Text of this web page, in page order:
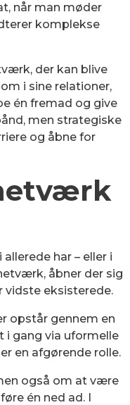
når man møder
komplekse
der kan blive
i sine relationer,
én fremad og give
men strategiske
og åbne for
har – eller i
åbner der sig
vidste eksisterede.
opstår gennem en
gang via uformelle
en afgørende rolle.
også om at være
én ned ad. I